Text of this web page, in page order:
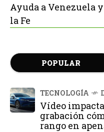
Ayuda a Venezuela
la Fe
POPULAR
TECNOLOGÍA
Vídeo
grabación
rango en